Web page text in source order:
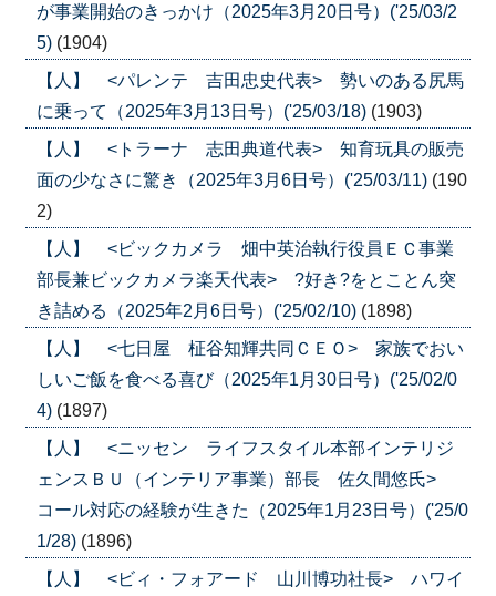
が事業開始のきっかけ（2025年3月20日号）('25/03/2
5) (1904)
【人】 <パレンテ 吉田忠史代表> 勢いのある尻馬
に乗って（2025年3月13日号）('25/03/18) (1903)
【人】 <トラーナ 志田典道代表> 知育玩具の販売
面の少なさに驚き（2025年3月6日号）('25/03/11) (190
2)
【人】 <ビックカメラ 畑中英治執行役員ＥＣ事業
部長兼ビックカメラ楽天代表> ?好き?をとことん突
き詰める（2025年2月6日号）('25/02/10) (1898)
【人】 <七日屋 柾谷知輝共同ＣＥＯ> 家族でおい
しいご飯を食べる喜び（2025年1月30日号）('25/02/0
4) (1897)
【人】 <ニッセン ライフスタイル本部インテリジ
ェンスＢＵ（インテリア事業）部長 佐久間悠氏>
コール対応の経験が生きた（2025年1月23日号）('25/0
1/28) (1896)
【人】 <ビィ・フォアード 山川博功社長> ハワイ